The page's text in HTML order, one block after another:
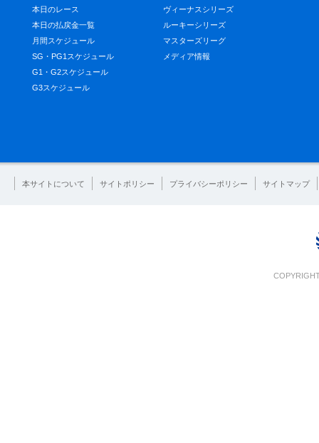
本日のレース
本日の払戻金一覧
月間スケジュール
SG・PG1スケジュール
G1・G2スケジュール
G3スケジュール
ヴィーナスシリーズ
ルーキーシリーズ
マスターズリーグ
メディア情報
本サイトについて サイトポリシー プライバシーポリシー サイトマップ